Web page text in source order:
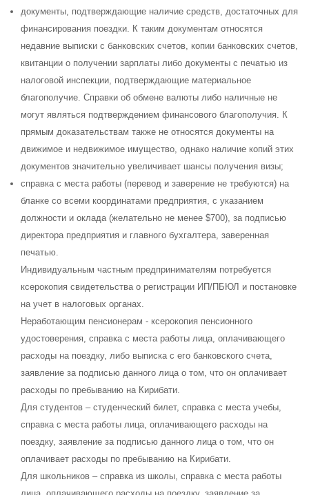
документы, подтверждающие наличие средств, достаточных для
финансирования поездки. К таким документам относятся
недавние выписки с банковских счетов, копии банковских счетов,
квитанции о получении зарплаты либо документы с печатью из
налоговой инспекции, подтверждающие материальное
благополучие. Справки об обмене валюты либо наличные не
могут являться подтверждением финансового благополучия. К
прямым доказательствам также не относятся документы на
движимое и недвижимое имущество, однако наличие копий этих
документов значительно увеличивает шансы получения визы;
справка с места работы (перевод и заверение не требуются) на
бланке со всеми координатами предприятия, с указанием
должности и оклада (желательно не менее $700), за подписью
директора предприятия и главного бухгалтера, заверенная
печатью.
Индивидуальным частным предпринимателям потребуется
ксерокопия свидетельства о регистрации ИП/ПБЮЛ и постановке
на учет в налоговых органах.
Неработающим пенсионерам - ксерокопия пенсионного
удостоверения, справка с места работы лица, оплачивающего
расходы на поездку, либо выписка с его банковского счета,
заявление за подписью данного лица о том, что он оплачивает
расходы по пребыванию на Кирибати.
Для студентов – студенческий билет, справка с места учебы,
справка с места работы лица, оплачивающего расходы на
поездку, заявление за подписью данного лица о том, что он
оплачивает расходы по пребыванию на Кирибати.
Для школьников – справка из школы, справка с места работы